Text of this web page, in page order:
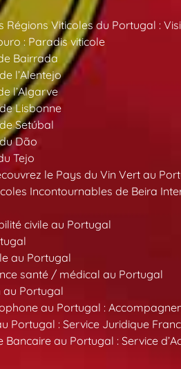
Régions Viticoles du Portugal :
: Paradis viticole
Bairrada
l’Alentejo
l’Algarve
Lisbonne
Setúbal
Dão
Tejo
le Pays du Vin Vert au
Incontournables de Beira
civile au Portugal
au Portugal
santé / médical au Portugal
au Portugal
au Portugal :
Portugal : Service Juridique
Bancaire au Portugal : Service